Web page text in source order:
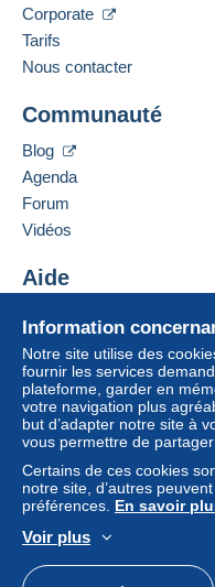
Information
Notre site utilise des
fournir les services
plateforme, garder en
votre navigation plus
but d’adapter notre site à
vous permettre de
Certains de ces cookies
notre site, d’autres
préférences. En savoir
Voir plus
Corporate
Tarifs
Nous contacter
Communauté
Blog
Agenda
Forum
Vidéos
Aide
Acheter sur Delcampe
Vendre sur Delcampe
Un site sécurisé